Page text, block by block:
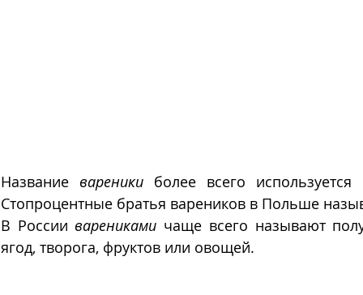
Название вареники более всего
Стопроцентные братья вареников в Польше
В России варениками чаще всего называют
ягод, творога, фруктов или овощей.